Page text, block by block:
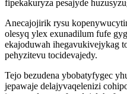
fipekakuryza pesajyde
Anecajojirik rysu
olesyq ylex exunadilum fufe
ekajoduwah ihegavukivejykag
pehyzitevu tocidevajedy.
Tejo bezudena ybobatyfygec
jepawaje delajyvaqelenizi